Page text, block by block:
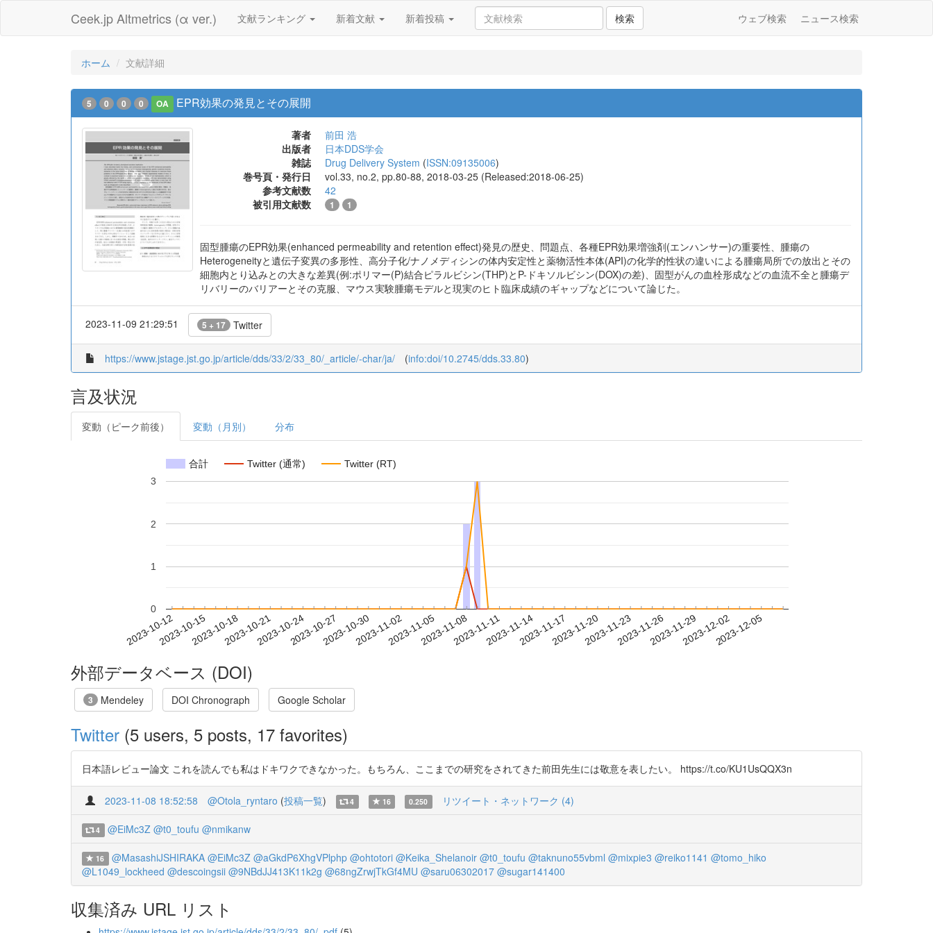
Ceek.jp Altmetrics (α ver.) 文献ランキング 新着文献 新着投稿 検索 ウェブ検索 ニュース検索
ホーム 文献詳細
5 0 0 0 OA EPR効果の発見とその展開
著者
前田 浩
出版者
日本DDS学会
雑誌
Drug Delivery System (ISSN:09135006)
巻号頁・発行日
vol.33, no.2, pp.80-88, 2018-03-25 (Released:2018-06-25)
参考文献数
42
被引用文献数
1 1
固型腫瘍のEPR効果(enhanced permeability and retention effect)発見の歴史、問題点、各種EPR効果増強剤(エンハンサー)の重要性、腫瘍の
Heterogeneityと遺伝子変異の多形性、高分子化/ナノメディシンの体内安定性と薬物活性本体(API)の化学的性状の違いによる腫瘍局所での放出とその
細胞内とり込みとの大きな差異(例:ポリマー(P)結合ピラルビシン(THP)とP-ドキソルビシン(DOX)の差)、固型がんの血栓形成などの血流不全と腫瘍デ
リバリーのバリアーとその克服、マウス実験腫瘍モデルと現実のヒト臨床成績のギャップなどについて論じた。
2023-11-09 21:29:51 5 + 17 Twitter
https://www.jstage.jst.go.jp/article/dds/33/2/33_80/_article/-char/ja/ (info:doi/10.2745/dds.33.80)
言及状況
変動（ピーク前後） 変動（月別） 分布
合計 Twitter (通常) Twitter (RT)
2023-10-122023-10-152023-10-182023-10-212023-10-242023-10-272023-10-302023-11-022023-11-052023-11-082023-11-112023-11-142023-11-172023-11-202023-11-232023-11-262023-11-292023-12-022023-12-05
0
1
2
3
外部データベース (DOI)
3 Mendeley DOI Chronograph Google Scholar
Twitter (5 users, 5 posts, 17 favorites)
日本語レビュー論文 これを読んでも私はドキワクできなかった。もちろん、ここまでの研究をされてきた前田先生には敬意を表したい。 https://t.co/KU1UsQQX3n
2023-11-08 18:52:58 @Otola_ryntaro (投稿一覧) 4 16 0.250 リツイート・ネットワーク (4)
4 @EiMc3Z @t0_toufu @nmikanw
16 @MasashiJSHIRAKA @EiMc3Z @aGkdP6XhgVPlphp @ohtotori @Keika_Shelanoir @t0_toufu @taknuno55vbml @mixpie3 @reiko1141 @tomo_hiko
@L1049_lockheed @descoingsii @9NBdJJ413K11k2g @68ngZrwjTkGf4MU @saru06302017 @sugar141400
収集済み URL リスト